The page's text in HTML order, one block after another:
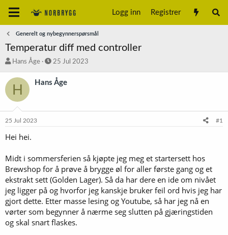
Logg inn Registrer
Generelt og nybegynnerspørsmål
Temperatur diff med controller
T
å
d
t
Hans Åge
S
a
25 Jul 2023
H Hans Åge
25 Jul 2023 #1
Hei hei.
Midt i sommersferien så kjøpte jeg meg et startersett hos
Brewshop for å prøve å brygge øl for aller første gang og et
ekstrakt sett (Golden Lager). Så da har dere en ide om nivået
jeg ligger på og hvorfor jeg kanskje bruker feil ord hvis jeg har
gjort dette. Etter masse lesing og Youtube, så har jeg nå en
vørter som begynner å nærme seg slutten på gjæringstiden
og skal snart flaskes.